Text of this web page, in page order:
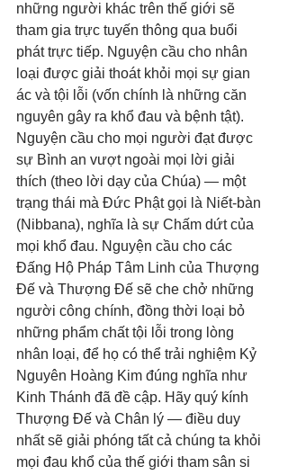
những người khác trên thế giới sẽ
tham gia trực tuyến thông qua buổi
phát trực tiếp. Nguyện cầu cho nhân
loại được giải thoát khỏi mọi sự gian
ác và tội lỗi (vốn chính là những căn
nguyên gây ra khổ đau và bệnh tật).
Nguyện cầu cho mọi người đạt được
sự Bình an vượt ngoài mọi lời giải
thích (theo lời dạy của Chúa) — một
trạng thái mà Đức Phật gọi là Niết-bàn
(Nibbana), nghĩa là sự Chấm dứt của
mọi khổ đau. Nguyện cầu cho các
Đấng Hộ Pháp Tâm Linh của Thượng
Đế và Thượng Đế sẽ che chở những
người công chính, đồng thời loại bỏ
những phẩm chất tội lỗi trong lòng
nhân loại, để họ có thể trải nghiệm Kỷ
Nguyên Hoàng Kim đúng nghĩa như
Kinh Thánh đã đề cập. Hãy quý kính
Thượng Đế và Chân lý — điều duy
nhất sẽ giải phóng tất cả chúng ta khỏi
mọi đau khổ của thế giới tham sân si